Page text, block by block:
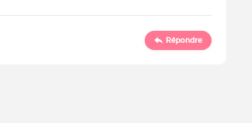
Répondre